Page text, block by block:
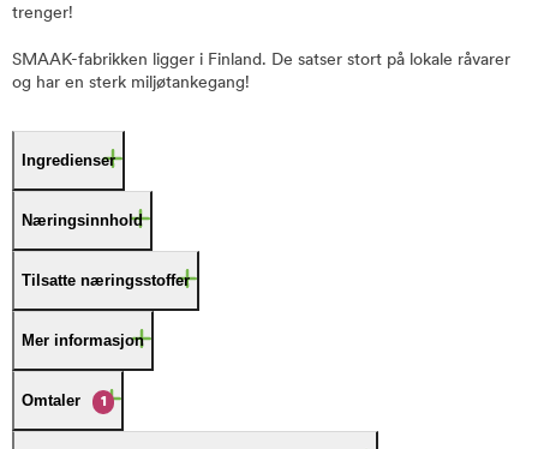
trenger!
SMAAK-fabrikken ligger i Finland. De satser stort på lokale råvarer
og har en sterk miljøtankegang!
Ingredienser
Næringsinnhold
Tilsatte næringsstoffer
Mer informasjon
Omtaler 1